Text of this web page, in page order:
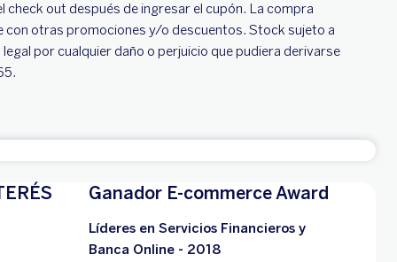
out después de ingresar el cupón. La compra
con otras promociones y/o descuentos. Stock sujeto a
por cualquier daño o perjuicio que pudiera derivarse
Ganador E-commerce Award
Líderes en Servicios Financieros y
Banca Online - 2018